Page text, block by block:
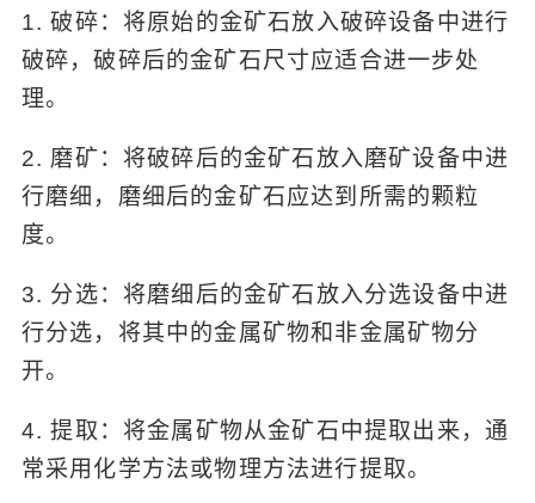
1. 破碎：将原始的金矿石放入破碎设备中进行
破碎，破碎后的金矿石尺寸应适合进一步处
理。
2. 磨矿：将破碎后的金矿石放入磨矿设备中进
行磨细，磨细后的金矿石应达到所需的颗粒
度。
3. 分选：将磨细后的金矿石放入分选设备中进
行分选，将其中的金属矿物和非金属矿物分
开。
4. 提取：将金属矿物从金矿石中提取出来，通
常采用化学方法或物理方法进行提取。